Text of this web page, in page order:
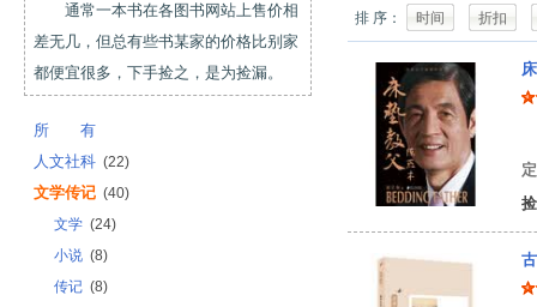
通常一本书在各图书网站上售价相
差无几，但总有些书某家的价格比别家
都便宜很多，下手捡之，是为捡漏。
所 有
人文社科 (22)
文学传记 (40)
文学 (24)
小说 (8)
传记 (8)
排 序： 时间 折扣